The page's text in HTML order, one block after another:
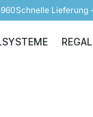
Schnelle Lieferung